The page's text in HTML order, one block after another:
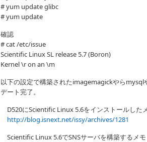
# yum update glibc
# yum update
確認
# cat /etc/issue
Scientific Linux SL release 5.7 (Boron)
Kernel \r on an \m
以下の設定で構築されたimagemagickやら
デート完了。
D520にScientific Linux 5.6をインストールした
http://blog.isnext.net/issy/archives/1281
Scientific Linux 5.6でSNSサーバを構築するメモ